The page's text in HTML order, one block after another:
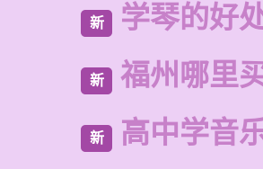
新 学琴的好
新 福州哪里
新 高中学音